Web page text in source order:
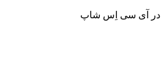
در آی سی اِس شاپ